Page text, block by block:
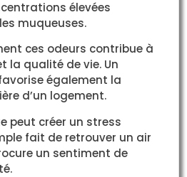
élevées
muqueuses.
ces odeurs contribue à
la qualité de vie. Un
également la
d’un logement.
peut créer un stress
fait de retrouver un air
un sentiment de